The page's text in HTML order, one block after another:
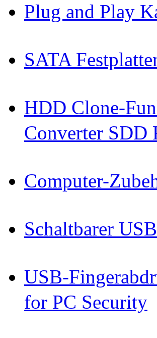
Plug and Play
SATA
HDD Clone-
Converter SDD
Computer-
Schaltbarer
USB-
for PC Security